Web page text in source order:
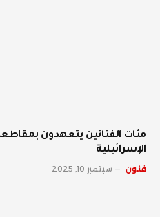
مئات الفنانين يتعهدون
الإسرائيلية
فنون سبتمبر 10, 2025